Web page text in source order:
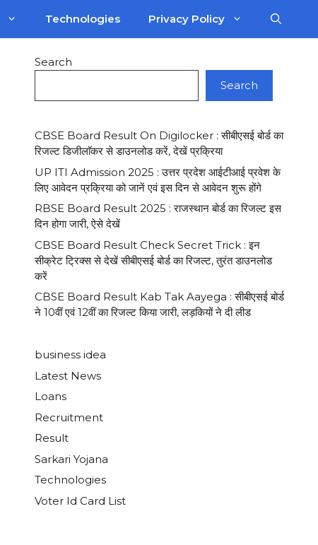
Technologies Privacy Policy
Search
Search
CBSE Board Result On Digilocker : सीबीएसई बोर्ड का
रिजल्ट डिजीलाॅकर से डाउनलोड करें, देखें प्रक्रिया
UP ITI Admission 2025 : उत्तर प्रदेश आईटीआई प्रवेश के
लिए आवेदन प्रक्रिया को जानें एवं इस दिन से आवेदन शुरू होंगे
RBSE Board Result 2025 : राजस्थान बोर्ड का रिजल्ट इस
दिन होगा जारी, ऐसे देखें
CBSE Board Result Check Secret Trick : इन
सीक्रेट ट्रिक्स से देखें सीबीएसई बोर्ड का रिजल्ट, तुरंत डाउनलोड
करें
CBSE Board Result Kab Tak Aayega : सीबीएसई बोर्ड
ने 10वीं एवं 12वीं का रिजल्ट किया जारी, लड़कियों ने दी लीड
business idea
Latest News
Loans
Recruitment
Result
Sarkari Yojana
Technologies
Voter Id Card List